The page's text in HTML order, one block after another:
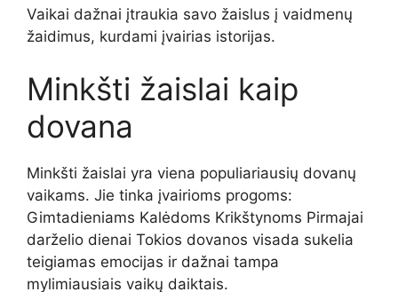
Vaikai dažnai įtraukia savo žaislus į vaidmenų
žaidimus, kurdami įvairias istorijas.
Minkšti žaislai kaip
dovana
Minkšti žaislai yra viena populiariausių dovanų
vaikams. Jie tinka įvairioms progoms:
Gimtadieniams Kalėdoms Krikštynoms Pirmajai
darželio dienai Tokios dovanos visada sukelia
teigiamas emocijas ir dažnai tampa
mylimiausiais vaikų daiktais.